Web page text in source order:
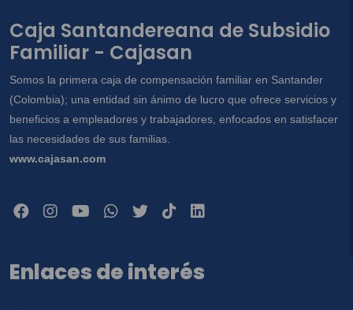
Caja Santandereana de Subsidio
Familiar - Cajasan
Somos la primera caja de compensación familiar en Santander
(Colombia); una entidad sin ánimo de lucro que ofrece servicios y
beneficios a empleadores y trabajadores, enfocados en satisfacer
las necesidades de sus familias.
www.cajasan.com
Enlaces de interés